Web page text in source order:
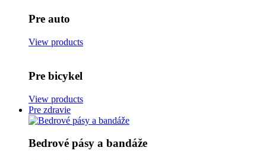
Pre auto
View products
Pre bicykel
View products
Pre zdravie
Bedrové pásy a bandáže